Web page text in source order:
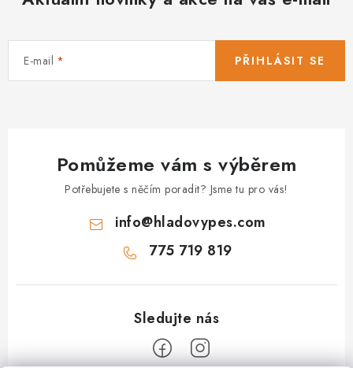
E-mail PŘIHLÁSIT SE
Pomůžeme vám s výběrem
Potřebujete s něčím poradit? Jsme tu pro vás!
info@hladovypes.com
775 719 819